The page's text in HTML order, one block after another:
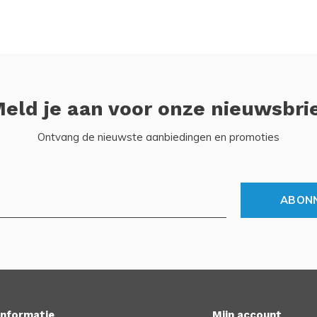
je aan voor onze
Ontvang de nieuwste aanbiedingen en promoties